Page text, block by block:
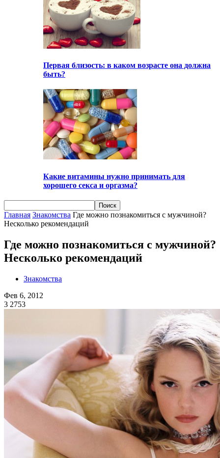
Первая близость: в каком возрасте она должна
быть?
Какие витамины нужно принимать для
хорошего секса и оргазма?
Главная Знакомства Где можно познакомиться с мужчиной?
Несколько рекомендаций
Где можно познакомиться с мужчиной?
Несколько рекомендаций
Знакомства
Фев 6, 2012
3 2753